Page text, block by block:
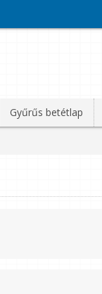
Gyűrűs betétlap